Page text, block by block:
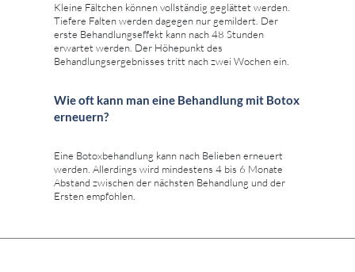
Kleine Fältchen können vollständig geglättet werden.
Tiefere Falten werden dagegen nur gemildert. Der
erste Behandlungseffekt kann nach 48 Stunden
erwartet werden. Der Höhepunkt des
Behandlungsergebnisses tritt nach zwei Wochen ein.
Wie oft kann man eine Behandlung mit Botox
erneuern?
Eine Botoxbehandlung kann nach Belieben erneuert
werden. Allerdings wird mindestens 4 bis 6 Monate
Abstand zwischen der nächsten Behandlung und der
Ersten empfohlen.